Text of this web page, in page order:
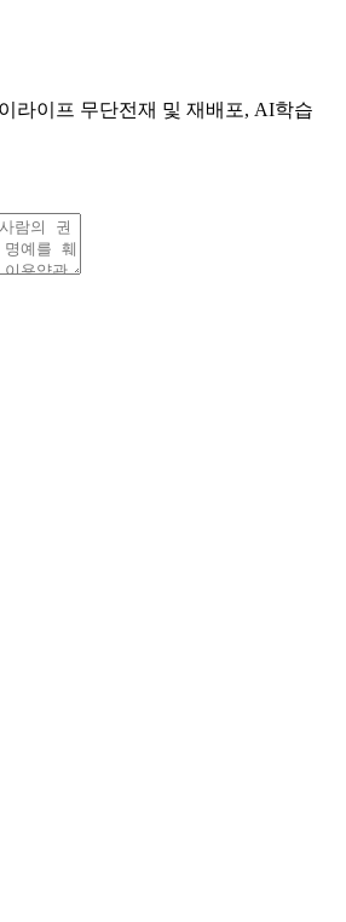
라이프 무단전재 및 재배포, AI학습